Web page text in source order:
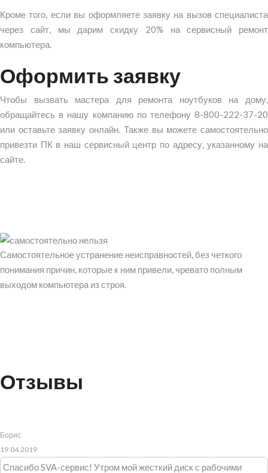
Кроме того, если вы оформляете заявку на вызов специалиста
через сайт, мы дарим скидку 20% на сервисный ремонт
компьютера.
Оформить заявку
Чтобы вызвать мастера для ремонта ноутбуков на дому,
обращайтесь в нашу компанию по телефону 8-800-222-37-20
или оставьте заявку онлайн. Также вы можете самостоятельно
привезти ПК в наш сервисный центр по адресу, указанному на
сайте.
Самостоятельное устранение неисправностей, без четкого
понимания причин, которые к ним привели, чревато полным
выходом компьютера из строя.
Отзывы
Борис
19.04.2019
Спасибо SVA-сервис! Утром мой жесткий диск с рабочими